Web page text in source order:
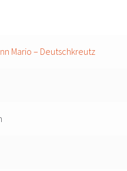
Mario – Deutschkreutz